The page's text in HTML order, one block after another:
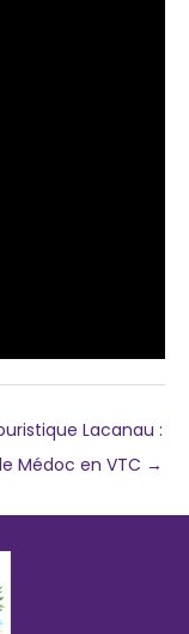
Lacanau :
Médoc en VTC →